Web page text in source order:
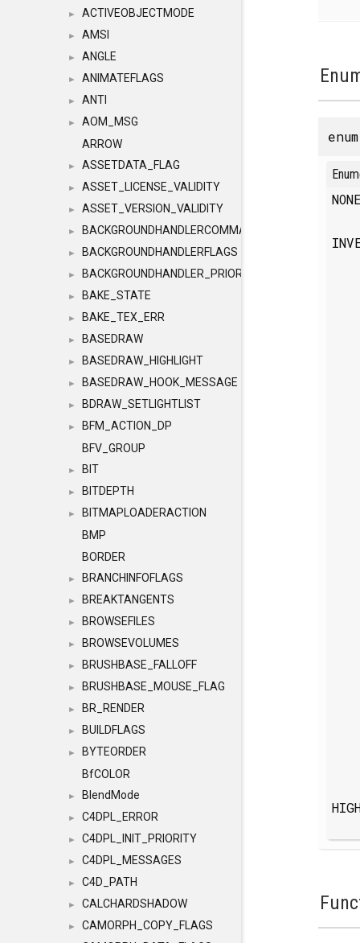
► ACTIVEOBJECTMODE
► AMSI
► ANGLE
► ANIMATEFLAGS
► ANTI
►
AOM_MSG
ARROW
► ASSETDATA_FLAG
► ASSET_LICENSE_VALIDITY
► ASSET_VERSION_VALIDITY
► BACKGROUNDHANDLERCOMMAND
► BACKGROUNDHANDLERFLAGS
► BACKGROUNDHANDLER_PRIORITY
► BAKE_STATE
► BAKE_TEX_ERR
► BASEDRAW
► BASEDRAW_HIGHLIGHT
► BASEDRAW_HOOK_MESSAGE
► BDRAW_SETLIGHTLIST
►
BFM_ACTION_DP
BFV_GROUP
► BIT
► BITDEPTH
►
BITMAPLOADERACTION
BMP
BORDER
► BRANCHINFOFLAGS
► BREAKTANGENTS
► BROWSEFILES
► BROWSEVOLUMES
► BRUSHBASE_FALLOFF
► BRUSHBASE_MOUSE_FLAG
► BR_RENDER
► BUILDFLAGS
►
BYTEORDER
BfCOLOR
► BlendMode
► C4DPL_ERROR
► C4DPL_INIT_PRIORITY
► C4DPL_MESSAGES
► C4D_PATH
► CALCHARDSHADOW
►
CAMORPH_COPY_FLAGS